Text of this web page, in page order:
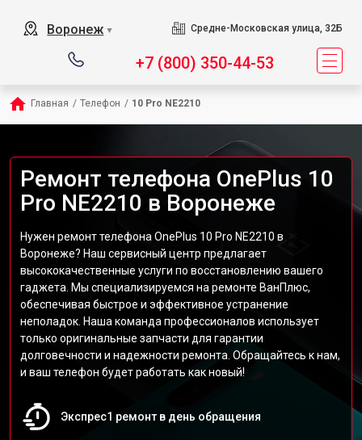
Воронеж ▼ Средне-Московская улица, 32Б
+7 (800) 350-44-53
Главная / Телефон / 10 Pro NE2210
Ремонт телефона OnePlus 10
Pro NE2210 в Воронеже
Нужен ремонт телефона OnePlus 10 Pro NE2210 в
Воронеже? Наш сервисный центр предлагает
высококачественные услуги по восстановлению вашего
гаджета. Мы специализируемся на ремонте ВанПлюс,
обеспечивая быстрое и эффективное устранение
неполадок. Наша команда профессионалов использует
только оригинальные запчасти для гарантии
долговечности и надежности ремонта. Обращайтесь к нам,
и ваш телефон будет работать как новый!
Экспрес1 ремонт в день обращения